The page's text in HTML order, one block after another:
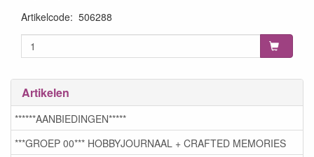
Artikelcode: 506288
Artikelen
******AANBIEDINGEN*****
***GROEP 00*** HOBBYJOURNAAL + CRAFTED MEMORIES